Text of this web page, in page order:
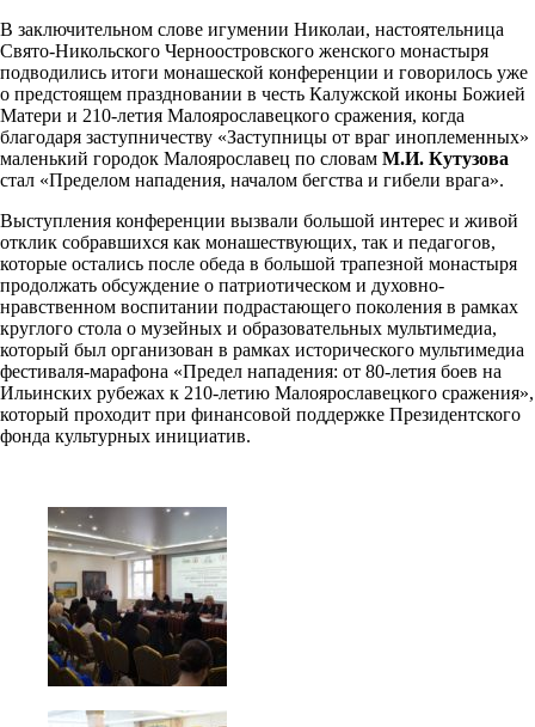
В заключительном слове игумении Николаи, настоятельница
Свято-Никольского Черноостровского женского монастыря
подводились итоги монашеской конференции и говорилось уже
о предстоящем праздновании в честь Калужской иконы Божией
Матери и 210-летия Малоярославецкого сражения, когда
благодаря заступничеству «Заступницы от враг иноплеменных»
маленький городок Малоярославец по словам М.И. Кутузова
стал «Пределом нападения, началом бегства и гибели врага».
Выступления конференции вызвали большой интерес и живой
отклик собравшихся как монашествующих, так и педагогов,
которые остались после обеда в большой трапезной монастыря
продолжать обсуждение о патриотическом и духовно-
нравственном воспитании подрастающего поколения в рамках
круглого стола о музейных и образовательных мультимедиа,
который был организован в рамках исторического мультимедиа
фестиваля-марафона «Предел нападения: от 80-летия боев на
Ильинских рубежах к 210-летию Малоярославецкого сражения»,
который проходит при финансовой поддержке Президентского
фонда культурных инициатив.